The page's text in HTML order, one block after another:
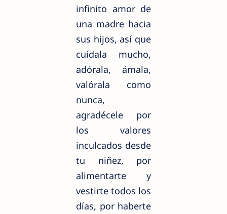
infinito amor de
una madre hacia
sus hijos, así que
cuídala mucho,
adórala, ámala,
valórala como
nunca,
agradécele por
los valores
inculcados desde
tu niñez, por
alimentarte y
vestirte todos los
días, por haberte